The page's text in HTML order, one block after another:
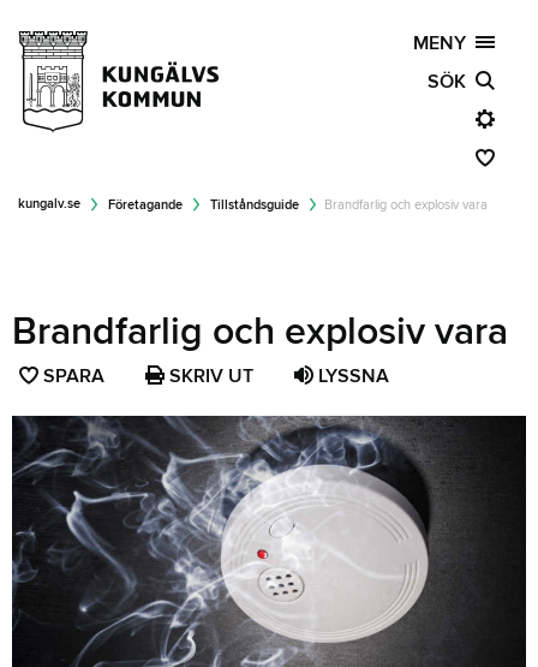
MENY
SÖK
kungalv.se Företagande Tillståndsguide Brandfarlig och explosiv vara
Brandfarlig och explosiv vara
SPARA SPARA
SOM
FAVORIT
SKRIV UT LYSSNA